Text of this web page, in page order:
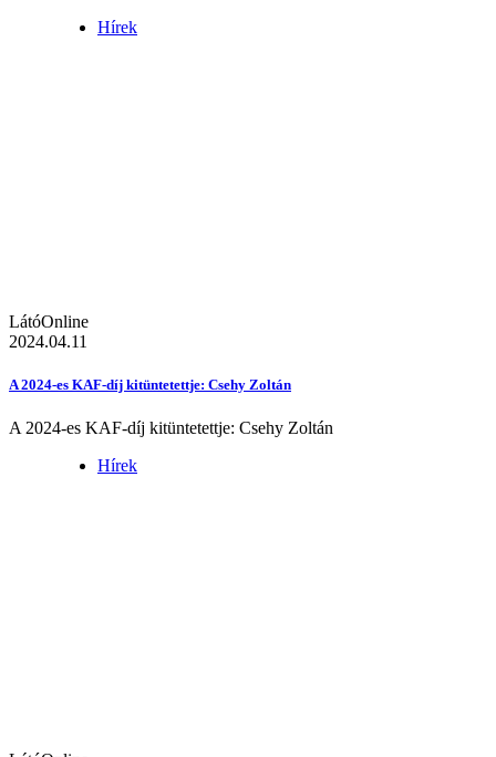
Hírek
LátóOnline
2024.04.11
A 2024-es KAF-díj kitüntetettje: Csehy Zoltán
A 2024-es KAF-díj kitüntetettje: Csehy Zoltán
Hírek